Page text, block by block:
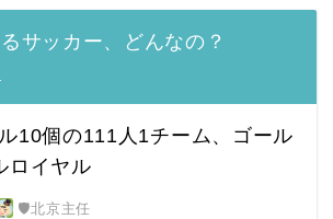
サッカー、どんなの？
10個の111人1チーム、ゴール
ロイヤル
🛡北京主任